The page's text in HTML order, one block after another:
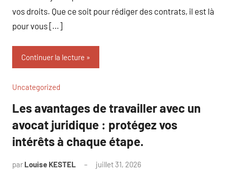
vos droits. Que ce soit pour rédiger des contrats, il est là
pour vous […]
Continuer la lecture
Uncategorized
Les avantages de travailler avec un
avocat juridique : protégez vos
intérêts à chaque étape.
par Louise KESTEL juillet 31, 2026